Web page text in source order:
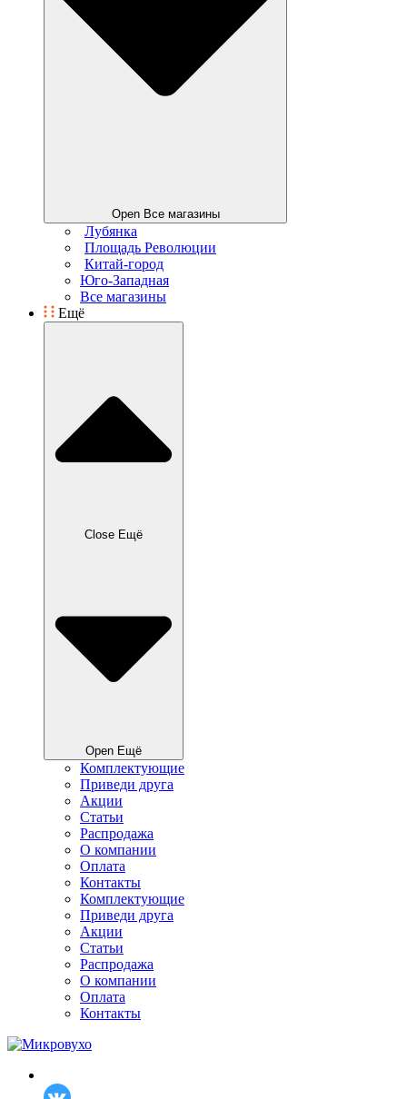
Open Все магазины
Лубянка
Площадь Революции
Китай-город
Юго-Западная
Все магазины
Ещё
Close Ещё
Open Ещё
Комплектующие
Приведи друга
Акции
Статьи
Распродажа
О компании
Оплата
Контакты
Комплектующие
Приведи друга
Акции
Статьи
Распродажа
О компании
Оплата
Контакты